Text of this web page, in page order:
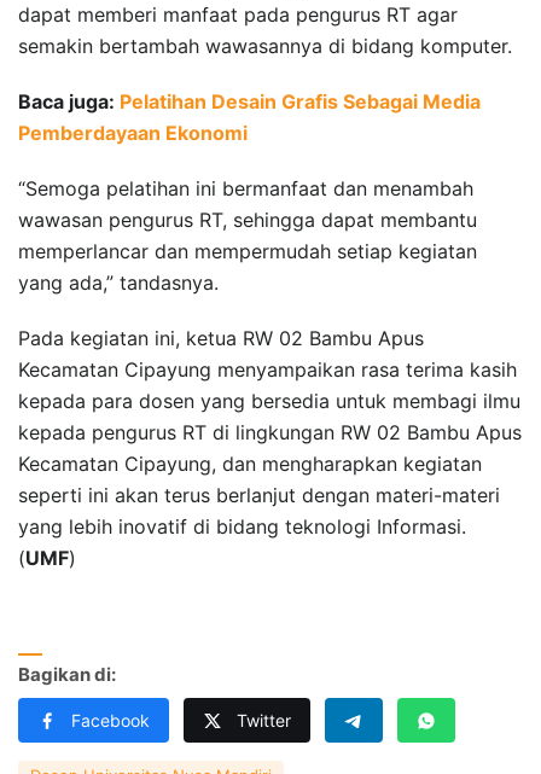
dapat memberi manfaat pada pengurus RT agar
semakin bertambah wawasannya di bidang komputer.
Baca juga: Pelatihan Desain Grafis Sebagai Media
Pemberdayaan Ekonomi
“Semoga pelatihan ini bermanfaat dan menambah
wawasan pengurus RT, sehingga dapat membantu
memperlancar dan mempermudah setiap kegiatan
yang ada,” tandasnya.
Pada kegiatan ini, ketua RW 02 Bambu Apus
Kecamatan Cipayung menyampaikan rasa terima kasih
kepada para dosen yang bersedia untuk membagi ilmu
kepada pengurus RT di lingkungan RW 02 Bambu Apus
Kecamatan Cipayung, dan mengharapkan kegiatan
seperti ini akan terus berlanjut dengan materi-materi
yang lebih inovatif di bidang teknologi Informasi.
(UMF)
Bagikan di:
Facebook Twitter